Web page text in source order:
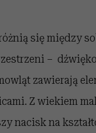
się między
–
zawierają
Z wiekiem
nacisk na